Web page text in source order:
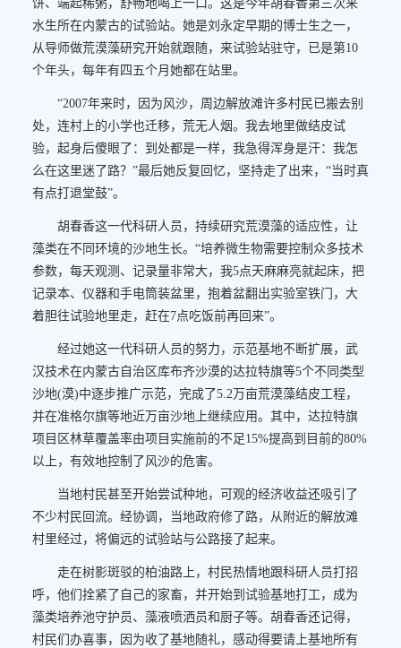
饼、端起稀粥，舒畅地喝上一口。这是今年胡春香第三次来
水生所在内蒙古的试验站。她是刘永定早期的博士生之一，
从导师做荒漠藻研究开始就跟随，来试验站驻守，已是第10
个年头，每年有四五个月她都在站里。
“2007年来时，因为风沙，周边解放滩许多村民已搬去别
处，连村上的小学也迁移，荒无人烟。我去地里做结皮试
验，起身后傻眼了：到处都是一样，我急得浑身是汗：我怎
么在这里迷了路？”最后她反复回忆，坚持走了出来，“当时真
有点打退堂鼓”。
胡春香这一代科研人员，持续研究荒漠藻的适应性，让
藻类在不同环境的沙地生长。“培养微生物需要控制众多技术
参数，每天观测、记录量非常大，我5点天麻麻亮就起床，把
记录本、仪器和手电筒装盆里，抱着盆翻出实验室铁门，大
着胆往试验地里走，赶在7点吃饭前再回来”。
经过她这一代科研人员的努力，示范基地不断扩展，武
汉技术在内蒙古自治区库布齐沙漠的达拉特旗等5个不同类型
沙地(漠)中逐步推广示范，完成了5.2万亩荒漠藻结皮工程，
并在准格尔旗等地近万亩沙地上继续应用。其中，达拉特旗
项目区林草覆盖率由项目实施前的不足15%提高到目前的80%
以上，有效地控制了风沙的危害。
当地村民甚至开始尝试种地，可观的经济收益还吸引了
不少村民回流。经协调，当地政府修了路，从附近的解放滩
村里经过，将偏远的试验站与公路接了起来。
走在树影斑驳的柏油路上，村民热情地跟科研人员打招
呼，他们拴紧了自己的家畜，并开始到试验基地打工，成为
藻类培养池守护员、藻液喷洒员和厨子等。胡春香还记得，
村民们办喜事，因为收了基地随礼，感动得要请上基地所有